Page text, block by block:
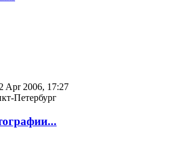
Apr 2006, 17:27
Петербург